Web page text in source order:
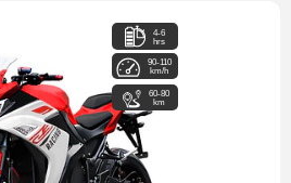
4-6
hrs
90-110
km/h
60-80
km